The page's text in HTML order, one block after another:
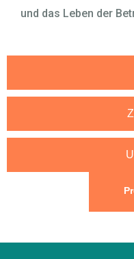
und das Leben der